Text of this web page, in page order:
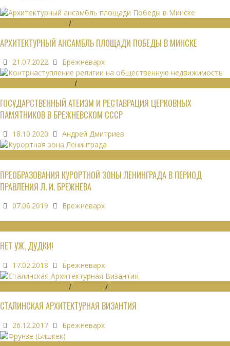
/
АРХИТЕКТУРНЫЙ АНСАМБЛЬ ПЛОЩАДИ ПОБЕДЫ В МИНСКЕ
21.07.2022 Брежневарх
/
ГОСУДАРСТВЕННЫЙ АТЕИЗМ И РЕСТАВРАЦИЯ ЦЕРКОВНЫХ
ПАМЯТНИКОВ В БРЕЖНЕВСКОМ СССР
18.10.2020 Андрей Дмитриев
ПРЕОБРАЗОВАНИЯ КУРОРТНОЙ ЗОНЫ ЛЕНИНГРАДА В ПЕРИОД
ПРАВЛЕНИЯ Л. И. БРЕЖНЕВА
07.06.2019 Брежневарх
НЕТ УЖ, ДУДКИ!
17.02.2018 Брежневарх
/ /
СТАЛИНСКАЯ АРХИТЕКТУРНАЯ ВИЗАНТИЯ
26.12.2017 Брежневарх